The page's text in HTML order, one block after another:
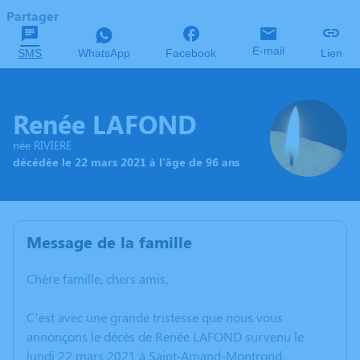
Partager
SMS WhatsApp Facebook E-mail Lien
Renée LAFOND
née RIVIERE
décédée le 22 mars 2021 à l'âge de 96 ans
Message de la famille
Chère famille, chers amis,
C’est avec une grande tristesse que nous vous
annonçons le décès de Renée LAFOND survenu le
lundi 22 mars 2021 à Saint-Amand-Montrond.